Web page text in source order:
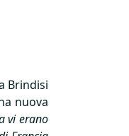
Brindisi
nuova
vi erano